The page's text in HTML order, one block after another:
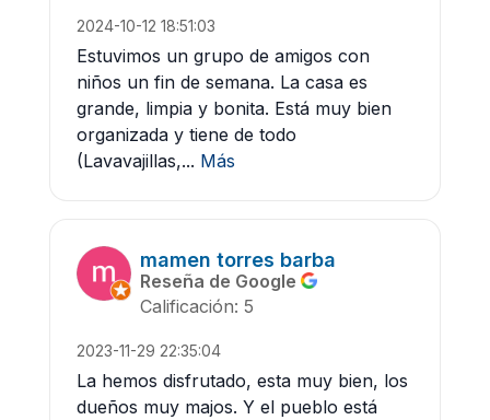
2024-10-12 18:51:03
Estuvimos un grupo de amigos con
niños un fin de semana. La casa es
grande, limpia y bonita. Está muy bien
organizada y tiene de todo
(Lavavajillas,... Más
mamen torres barba
Reseña de Google
Calificación: 5
2023-11-29 22:35:04
La hemos disfrutado, esta muy bien, los
dueños muy majos. Y el pueblo está